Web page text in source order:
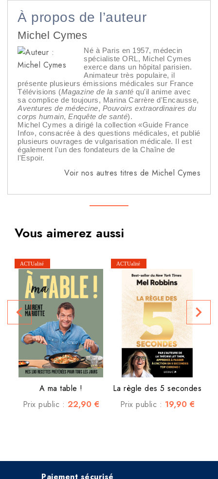
À propos de l’auteur
Michel Cymes
Né à Paris en 1957, médecin
spécialiste ORL, Michel Cymes
exerce dans un hôpital parisien.
Animateur très populaire, il
présente plusieurs émissions médicales sur France
Télévisions (Magazine de la santé qu'il anime avec
sa complice de toujours, Marina Carrère d'Encausse,
Aventures de médecine, Pouvoirs extraordinaires du
corps humain, Enquête de santé).
Michel Cymes a dirigé la collection «Guide France
Info», consacrée à des questions médicales, et publié
plusieurs ouvrages de vulgarisation médicale. Il est
également l'un des fondateurs de la Chaîne de
l'Espoir.
Voir nos autres titres de Michel Cymes
Vous aimerez aussi
A ma table !
Prix public : 22,90 €
La règle des 5 secondes
Prix public : 19,90 €
navigate_before navigate_next